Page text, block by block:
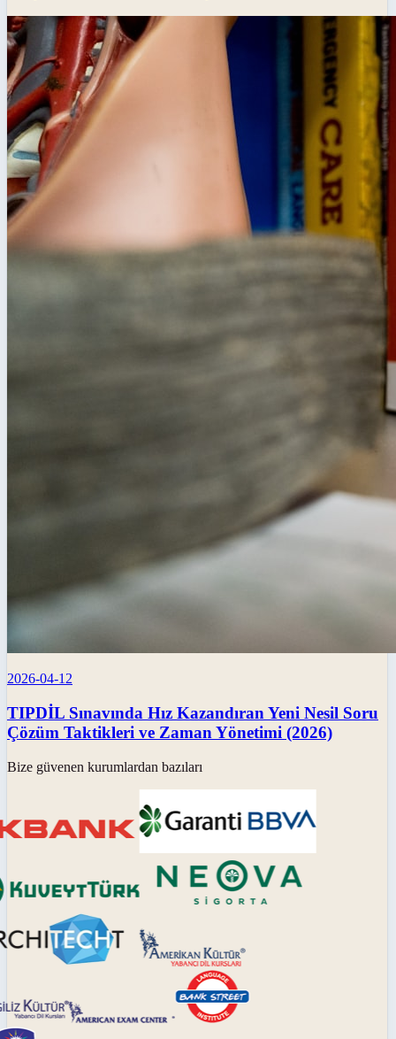
2026-04-12
TIPDİL Sınavında Hız Kazandıran Yeni Nesil Soru
Çözüm Taktikleri ve Zaman Yönetimi (2026)
Bize güvenen kurumlardan bazıları